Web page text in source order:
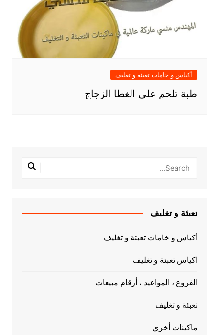
أكياس و خامات تعبئة و تغليف
طبة تلحم علي الغطا الزجاج
تعبئة و تغليف
أكياس و خامات تعبئة و تغليف
اكياس تعبئة و تغليف
الفروع ، المواعيد ، أرقام مبيعات
تعبئة و تغليف
ماكينات أخري